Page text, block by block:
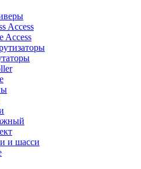
Access
Access
и шасси